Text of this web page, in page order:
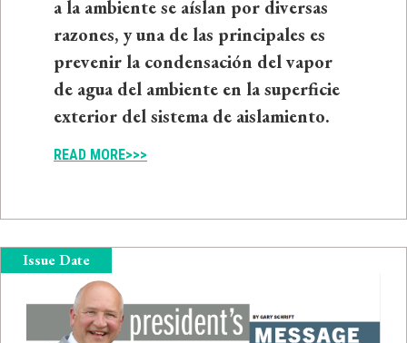
a la ambiente se aíslan por diversas
razones, y una de las principales es
prevenir la condensación del vapor
de agua del ambiente en la superficie
exterior del sistema de aislamiento.
READ MORE>>>
Issue Date